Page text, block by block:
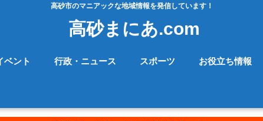
高砂市のマニアックな地域情報を発信しています！
高砂まにあ.com
ベント 行政・ニュース スポーツ お役立ち情報